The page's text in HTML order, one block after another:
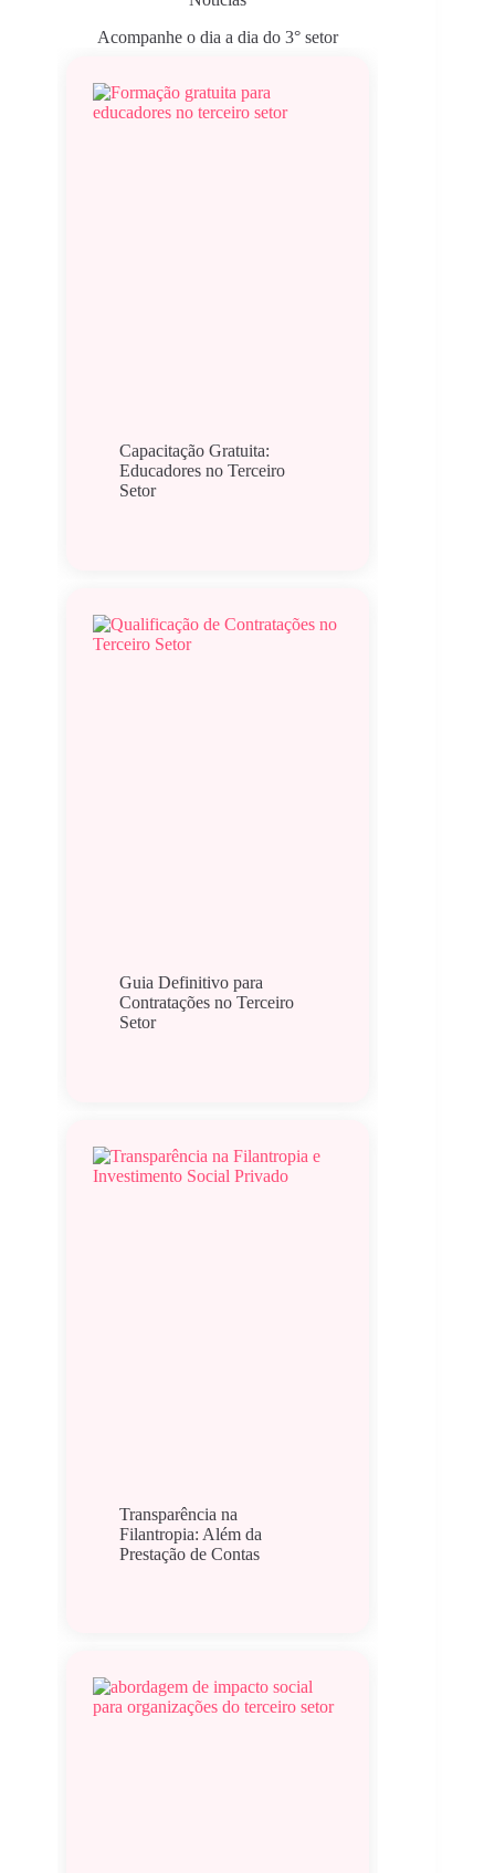
Acompanhe o dia a dia do 3° setor
Capacitação Gratuita:
Educadores no Terceiro
Setor
Guia Definitivo para
Contratações no Terceiro
Setor
Transparência na
Filantropia: Além da
Prestação de Contas